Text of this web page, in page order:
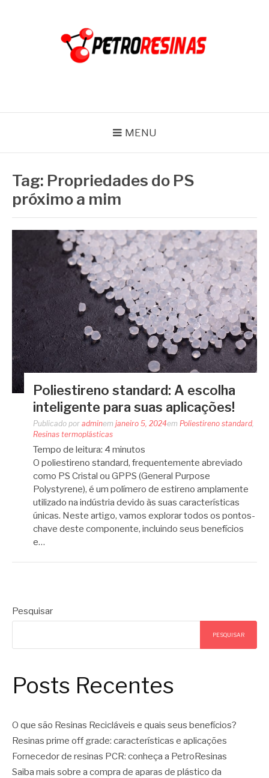
MENU
Tag: Propriedades do PS
próximo a mim
Poliestireno standard: A escolha
inteligente para suas aplicações!
Publicado por adminem janeiro 5, 2024em Poliestireno standard
Resinas termoplásticas
Tempo de leitura: 4 minutos
O poliestireno standard, frequentemente abreviado
como PS Cristal ou GPPS (General Purpose
Polystyrene), é um polímero de estireno amplamente
utilizado na indústria devido às suas características
únicas. Neste artigo, vamos explorar todos os pontos-
chave deste componente, incluindo seus benefícios
e…
Pesquisar
PESQUISAR
Posts Recentes
O que são Resinas Recicláveis e quais seus benefícios?
Resinas prime off grade: características e aplicações
Fornecedor de resinas PCR: conheça a PetroResinas
Saiba mais sobre a compra de aparas de plástico da